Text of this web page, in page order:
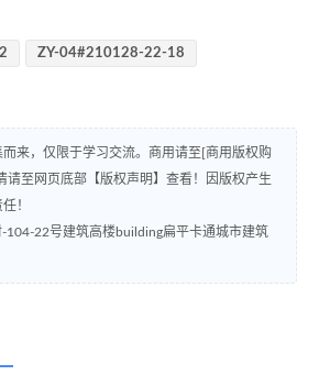
ZY-04#210128-22-18
来，仅限于学习交流。商用请至[商用版权购
请至网页底部【版权声明】查看！因版权产生
！
-104-22号建筑高楼building扁平卡通城市建筑